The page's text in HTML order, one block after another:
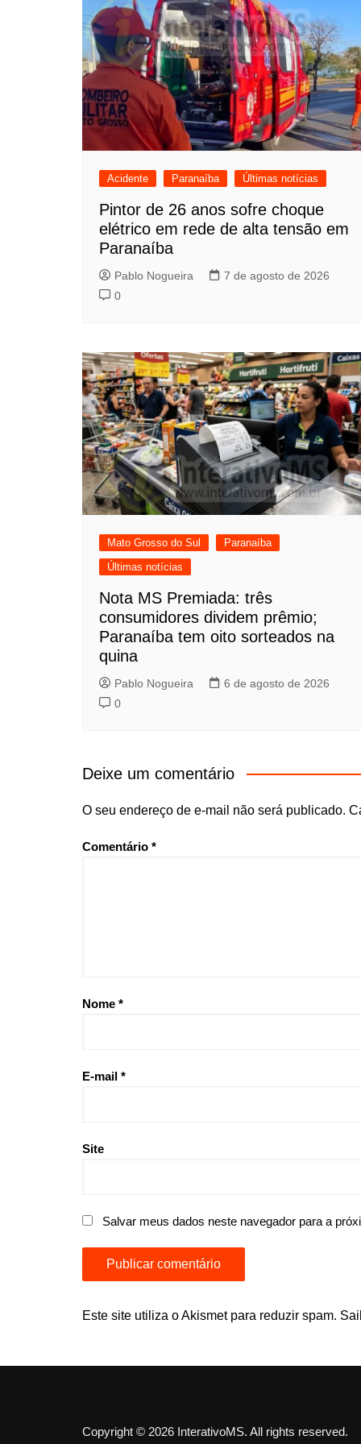
Acidente Paranaíba Últimas notícias
Pintor de 26 anos sofre choque
elétrico em rede de alta tensão em
Paranaíba
Pablo Nogueira
7 de agosto de 2026
0
Mato Grosso do Sul
Paranaíba
Últimas notícias
Nota MS Premiada: três
consumidores dividem prêmio;
Paranaíba tem oito sorteados na
quina
Pablo Nogueira
6 de agosto de 2026
0
Deixe um comentário
O seu endereço de e-mail não será publicado.
Comentário *
Nome *
E-mail *
Site
Salvar meus dados neste navegador para a
Este site utiliza o Akismet para reduzir spam.
Copyright © 2026 InterativoMS. All rights reserved.